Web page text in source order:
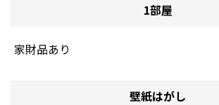
1部屋
家財品あり
壁紙はがし